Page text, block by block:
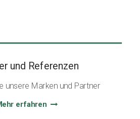
und Referenzen
unsere Marken und Partner
erfahren